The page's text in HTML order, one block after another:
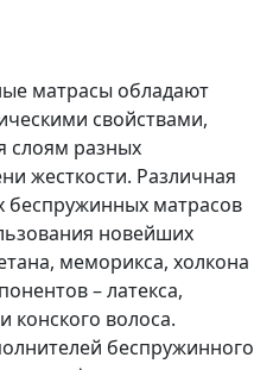
матрасы обладают
свойствами,
слоям разных
жесткости. Различная
беспружинных матрасов
новейших
меморикса, холкона
– латекса,
конского волоса.
беспружинного